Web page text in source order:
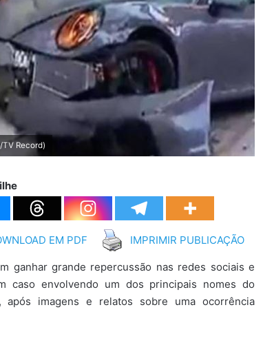
Record)
EM PDF IMPRIMIR PUBLICAÇÃO
ganhar grande repercussão nas redes sociais e
caso envolvendo um dos principais nomes do
imagens e relatos sobre uma ocorrência